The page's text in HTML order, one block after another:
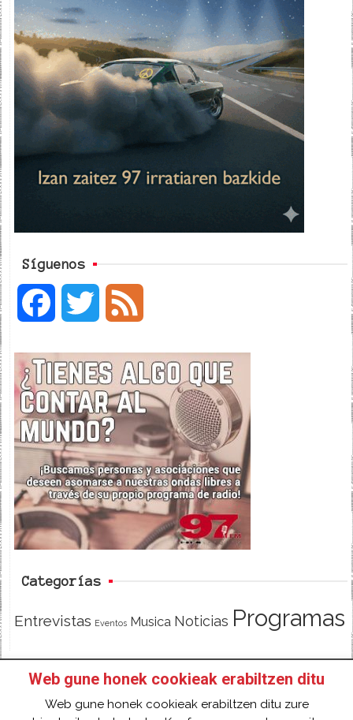
Síguenos
c
e
b
o
o
i
t
t
e
e
d
Categorías
Entrevistas Eventos Musica Noticias Programas
INICIO HAZTE SOCI@!
FACEBOOK
TWITTER
CONTACTO ACCESO
Web gune honek cookieak erabiltzen ditu
Web gune honek cookieak erabiltzen ditu zure